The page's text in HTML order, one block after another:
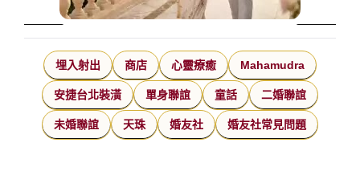
埋入射出 商店 心靈療癒 Mahamudra
安捷台北裝潢 單身聯誼 童話 二婚聯誼
未婚聯誼 天珠 婚友社 婚友社常見問題